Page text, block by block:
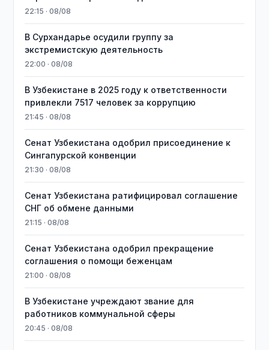
22:15 · 08/08
В Сурхандарье осудили группу за
экстремистскую деятельность
22:00 · 08/08
В Узбекистане в 2025 году к ответственности
привлекли 7517 человек за коррупцию
21:45 · 08/08
Сенат Узбекистана одобрил присоединение к
Сингапурской конвенции
21:30 · 08/08
Сенат Узбекистана ратифицировал соглашение
СНГ об обмене данными
21:15 · 08/08
Сенат Узбекистана одобрил прекращение
соглашения о помощи беженцам
21:00 · 08/08
В Узбекистане учреждают звание для
работников коммунальной сферы
20:45 · 08/08